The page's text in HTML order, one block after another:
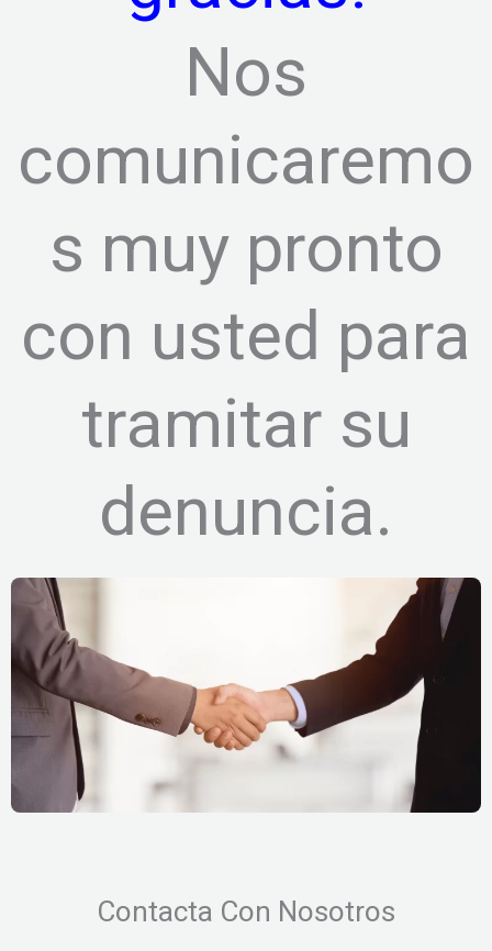
Nos
comunicaremo
s muy pronto
con usted para
tramitar su
denuncia.
Contacta Con Nosotros